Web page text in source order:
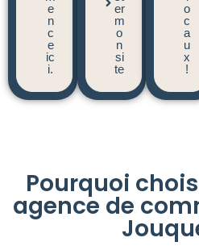
e
n
c
e
ic
i.
er
m
o
n
si
te
o
c
a
u
x
!
Pourquoi
agence de